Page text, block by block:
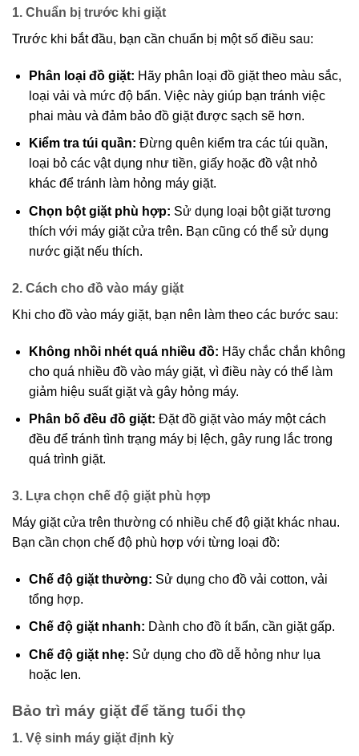
1. Chuẩn bị trước khi giặt
Trước khi bắt đầu, bạn cần chuẩn bị một số điều sau:
Phân loại đồ giặt: Hãy phân loại đồ giặt theo màu sắc,
loại vải và mức độ bẩn. Việc này giúp bạn tránh việc
phai màu và đảm bảo đồ giặt được sạch sẽ hơn.
Kiểm tra túi quần: Đừng quên kiểm tra các túi quần,
loại bỏ các vật dụng như tiền, giấy hoặc đồ vật nhỏ
khác để tránh làm hỏng máy giặt.
Chọn bột giặt phù hợp: Sử dụng loại bột giặt tương
thích với máy giặt cửa trên. Bạn cũng có thể sử dụng
nước giặt nếu thích.
2. Cách cho đồ vào máy giặt
Khi cho đồ vào máy giặt, bạn nên làm theo các bước sau:
Không nhồi nhét quá nhiều đồ: Hãy chắc chắn không
cho quá nhiều đồ vào máy giặt, vì điều này có thể làm
giảm hiệu suất giặt và gây hỏng máy.
Phân bố đều đồ giặt: Đặt đồ giặt vào máy một cách
đều để tránh tình trạng máy bị lệch, gây rung lắc trong
quá trình giặt.
3. Lựa chọn chế độ giặt phù hợp
Máy giặt cửa trên thường có nhiều chế độ giặt khác nhau.
Bạn cần chọn chế độ phù hợp với từng loại đồ:
Chế độ giặt thường: Sử dụng cho đồ vải cotton, vải
tổng hợp.
Chế độ giặt nhanh: Dành cho đồ ít bẩn, cần giặt gấp.
Chế độ giặt nhẹ: Sử dụng cho đồ dễ hỏng như lụa
hoặc len.
Bảo trì máy giặt để tăng tuổi thọ
1. Vệ sinh máy giặt định kỳ